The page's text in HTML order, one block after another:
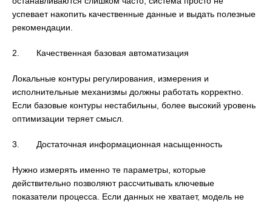
успевает накопить качественные данные и выдать полезные
рекомендации.
2. Качественная базовая автоматизация
Локальные контуры регулирования, измерения и
исполнительные механизмы должны работать корректно.
Если базовые контуры нестабильны, более высокий уровень
оптимизации теряет смысл.
3. Достаточная информационная насыщенность
Нужно измерять именно те параметры, которые
действительно позволяют рассчитывать ключевые
показатели процесса. Если данных не хватает, модель не